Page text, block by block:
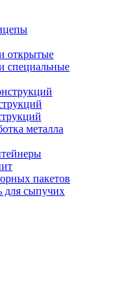
открытые
специальные
металла
пакетов
для сыпучих